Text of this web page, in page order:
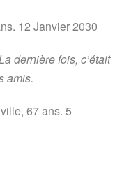
12 Janvier 2030
dernière fois, c’était
amis.
67 ans. 5